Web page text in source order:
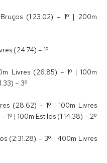
(1:23.02) – 1º | 200m
(24.74) – 1º
Livres (26.85) – 1º | 100m
– 3º
(28.62) – 1º | 100m Livres
| 100m Estilos (1:14.38) – 2º
(2:31.28) – 3º | 400m Livres